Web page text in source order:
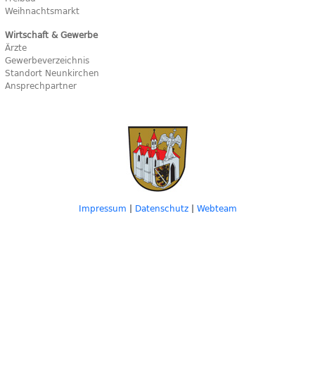
Weihnachtsmarkt
Wirtschaft & Gewerbe
Ärzte
Gewerbeverzeichnis
Standort Neunkirchen
Ansprechpartner
Impressum | Datenschutz| Webteam